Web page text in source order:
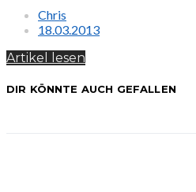
Chris
18.03.2013
Artikel lesen
DIR KÖNNTE AUCH GEFALLEN